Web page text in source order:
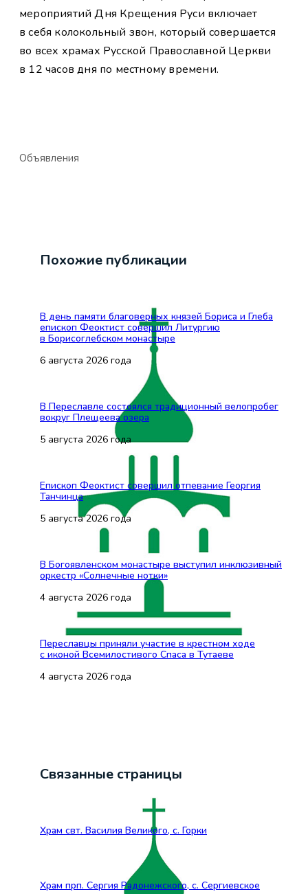
мероприятий Дня Крещения Руси включает
в себя колокольный звон, который совершается
во всех храмах Русской Православной Церкви
в 12 часов дня по местному времени.
Объявления
Похожие публикации
В день памяти благоверных князей Бориса и Глеба
епископ Феоктист совершил Литургию
в Борисоглебском монастыре
6 августа 2026 года
В Переславле состоялся традиционный велопробег
вокруг Плещеева озера
5 августа 2026 года
Епископ Феоктист совершил отпевание Георгия
Танчинца
5 августа 2026 года
В Богоявленском монастыре выступил инклюзивный
оркестр «Солнечные нотки»
4 августа 2026 года
Переславцы приняли участие в крестном ходе
с иконой Всемилостивого Спаса в Тутаеве
4 августа 2026 года
Связанные страницы
Храм свт. Василия Великого, с. Горки
Храм прп. Сергия Радонежского, с. Сергиевское